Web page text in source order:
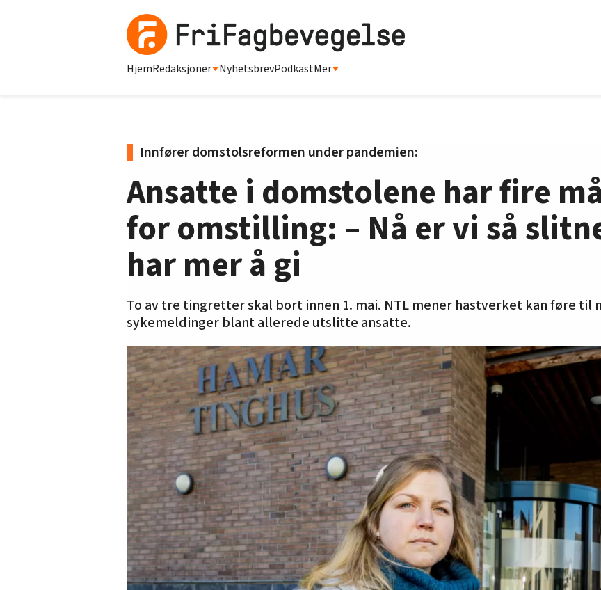
HjemRedaksjoner NyhetsbrevPodkastMer
Innfører domstolsreformen under pandemien:
Ansatte i domstolene har fire
for omstilling: – Nå er vi så
har mer å gi
To av tre tingretter skal bort innen 1. mai. NTL mener hastverket kan føre til
sykemeldinger blant allerede utslitte ansatte.